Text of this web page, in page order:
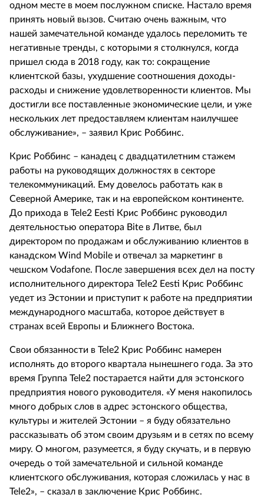
одном месте в моем послужном списке. Настало время
принять новый вызов. Считаю очень важным, что
нашей замечательной команде удалось переломить те
негативные тренды, с которыми я столкнулся, когда
пришел сюда в 2018 году, как то: сокращение
клиентской базы, ухудшение соотношения доходы-
расходы и снижение удовлетворенности клиентов. Мы
достигли все поставленные экономические цели, и уже
нескольких лет предоставляем клиентам наилучшее
обслуживание», – заявил Крис Роббинс.
Крис Роббинс – канадец с двадцатилетним стажем
работы на руководящих должностях в секторе
телекоммуникаций. Ему довелось работать как в
Северной Америке, так и на европейском континенте.
До прихода в Tele2 Eesti Крис Роббинс руководил
деятельностью оператора Bite в Литве, был
директором по продажам и обслуживанию клиентов в
канадском Wind Mobile и отвечал за маркетинг в
чешском Vodafone. После завершения всех дел на посту
исполнительного директора Tele2 Eesti Крис Роббинс
уедет из Эстонии и приступит к работе на предприятии
международного масштаба, которое действует в
странах всей Европы и Ближнего Востока.
Свои обязанности в Tele2 Крис Роббинс намерен
исполнять до второго квартала нынешнего года. За это
время Группа Tele2 постарается найти для эстонского
предприятия нового руководителя. «У меня накопилось
много добрых слов в адрес эстонского общества,
культуры и жителей Эстонии – я буду обязательно
рассказывать об этом своим друзьям и в сетях по всему
миру. О многом, разумеется, я буду скучать, и в первую
очередь о той замечательной и сильной команде
клиентского обслуживания, которая сложилась у нас в
Tele2», – сказал в заключение Крис Роббинс.